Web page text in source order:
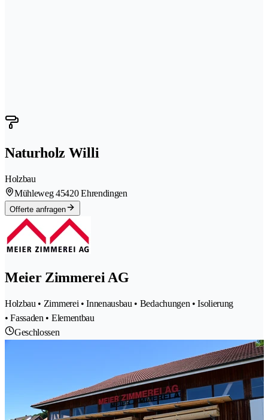
Naturholz Willi
Holzbau
Mühleweg 45420 Ehrendingen
Offerte anfragen
Meier Zimmerei AG
Holzbau • Zimmerei • Innenausbau • Bedachungen • Isolierung
• Fassaden • Elementbau
Geschlossen